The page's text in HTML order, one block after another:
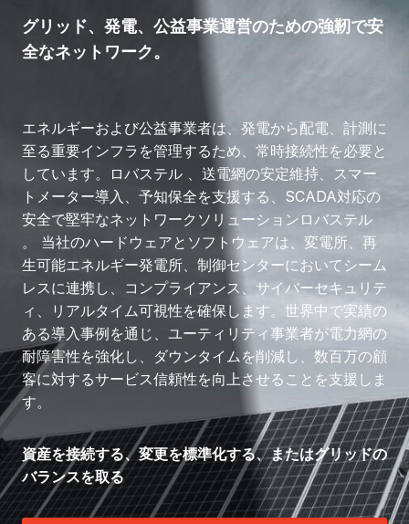
グリッド、発電、公益事業運営のための強靭で安
全なネットワーク。
エネルギーおよび公益事業者は、発電から配電、計測に
至る重要インフラを管理するため、常時接続性を必要と
しています。ロバステル 、送電網の安定維持、スマー
トメーター導入、予知保全を支援する、SCADA対応の
安全で堅牢なネットワークソリューションロバステル
。 当社のハードウェアとソフトウェアは、変電所、再
生可能エネルギー発電所、制御センターにおいてシーム
レスに連携し、コンプライアンス、サイバーセキュリテ
ィ、リアルタイム可視性を確保します。世界中で実績の
ある導入事例を通じ、ユーティリティ事業者が電力網の
耐障害性を強化し、ダウンタイムを削減し、数百万の顧
客に対するサービス信頼性を向上させることを支援しま
す。
資産を接続する、変更を標準化する、またはグリッドの
バランスを取る